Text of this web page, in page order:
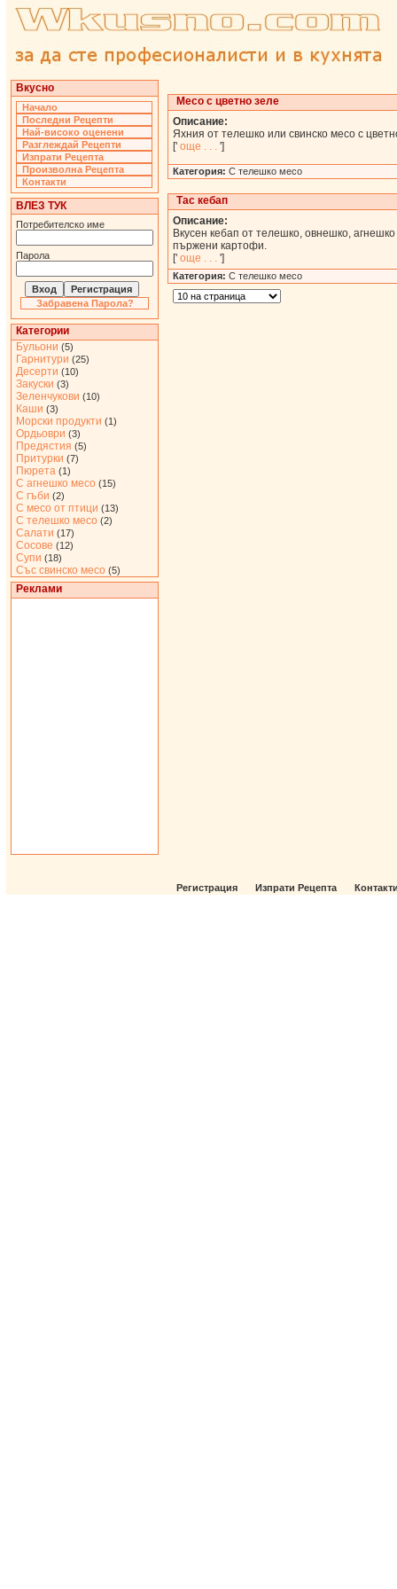
Вкусно
Начало
Последни Рецепти
Най-високо оценени
Разглеждай Рецепти
Изпрати Рецепта
Произволна Рецепта
Контакти
ВЛЕЗ ТУК
Потребителско име
Парола
Забравена Парола?
Категории
Бульони (5)
Гарнитури (25)
Десерти (10)
Закуски (3)
Зеленчукови (10)
Каши (3)
Морски продукти (1)
Ордьоври (3)
Предястия (5)
Притурки (7)
Пюрета (1)
С агнешко месо (15)
С гъби (2)
С месо от птици (13)
С телешко месо (2)
Салати (17)
Сосове (12)
Супи (18)
Със свинско месо (5)
Реклами
Месо с цветно зеле
Описание:
Яхния от телешко или свинско месо с
[' още . . . ']
Категория: С телешко месо
Тас кебап
Описание:
Вкусен кебап от телешко, овнешко,
пържени картофи.
[' още . . . ']
Категория: С телешко месо
Регистрация Изпрати Рецепта